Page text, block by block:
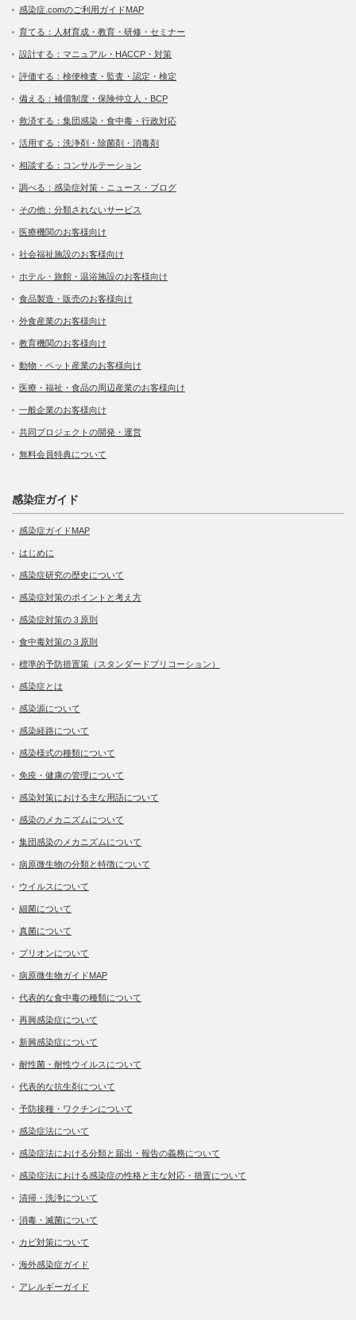
感染症.comのご利用ガイドMAP
育てる：人材育成・教育・研修・セミナー
設計する：マニュアル・HACCP・対策
評価する：検便検査・監査・認定・検定
備える：補償制度・保険仲立人・BCP
救済する：集団感染・食中毒・行政対応
活用する：洗浄剤・除菌剤・消毒剤
相談する：コンサルテーション
調べる：感染症対策・ニュース・ブログ
その他：分類されないサービス
医療機関のお客様向け
社会福祉施設のお客様向け
ホテル・旅館・温浴施設のお客様向け
食品製造・販売のお客様向け
外食産業のお客様向け
教育機関のお客様向け
動物・ペット産業のお客様向け
医療・福祉・食品の周辺産業のお客様向け
一般企業のお客様向け
共同プロジェクトの開発・運営
無料会員特典について
感染症ガイド
感染症ガイドMAP
はじめに
感染症研究の歴史について
感染症対策のポイントと考え方
感染症対策の３原則
食中毒対策の３原則
標準的予防措置策（スタンダードプリコーション）
感染症とは
感染源について
感染経路について
感染様式の種類について
免疫・健康の管理について
感染対策における主な用語について
感染のメカニズムについて
集団感染のメカニズムについて
病原微生物の分類と特徴について
ウイルスについて
細菌について
真菌について
プリオンについて
病原微生物ガイドMAP
代表的な食中毒の種類について
再興感染症について
新興感染症について
耐性菌・耐性ウイルスについて
代表的な抗生剤について
予防接種・ワクチンについて
感染症法について
感染症法における分類と届出・報告の義務について
感染症法における感染症の性格と主な対応・措置について
清掃・洗浄について
消毒・滅菌について
カビ対策について
海外感染症ガイド
アレルギーガイド